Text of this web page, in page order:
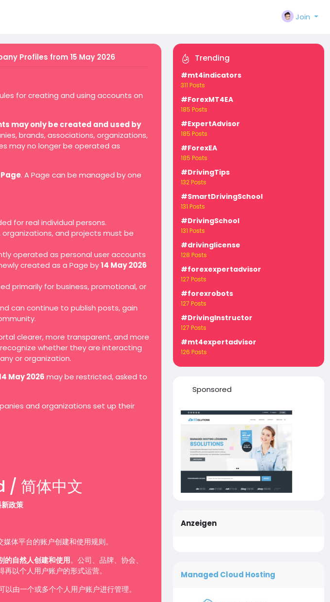
Join
Profiles from 15 May 2026
for creating and using accounts on
may only be created and used by
brands, associations, organizations,
may no longer be operated as
Page. A Page can be managed by one
for real individual persons.
and projects must be
operated as personal user accounts
created as a Page by14 May 2026
primarily for business, promotional, or
can continue to publish posts, gain
clearer, more transparent, and more
whether they are interacting
or organization.
May 2026 may be restricted, asked to
and organizations set up their
简体中文
政策
体平台的账户创建和使用规则。
的自然人创建和使用。公司、品牌、协会、
以个人用户账户的形式运营。
以由一个或多个个人用户账户进行管理。
Trending
#mt4indicators
311 Posts
#ForexMT4EA
185 Posts
#ExpertAdvisor
185 Posts
#ForexEA
185 Posts
#DrivingTips
132 Posts
#SmartDrivingSchool
131 Posts
#DrivingSchool
131 Posts
#drivinglicense
128 Posts
#forexexpertadvisor
127 Posts
#forexrobots
127 Posts
#DrivingInstructor
127 Posts
#mt4expertadvisor
126 Posts
Sponsored
Anzeigen
Managed Cloud Hosting